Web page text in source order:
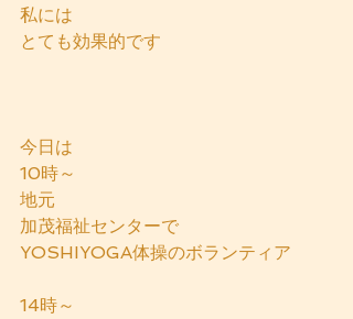
私には
とても効果的です
今日は
10時～
地元
加茂福祉センターで
YOSHIYOGA体操のボランティア
14時～